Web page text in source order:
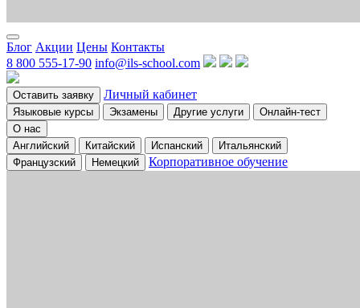
Блог Акции Цены Контакты
8 800 555-17-90 info@ils-school.com
Оставить заявку Личный кабинет
Языковые курсы Экзамены Другие услуги
Онлайн-тест
О нас
Английский
Китайский Испанский
Итальянский
Французский
Немецкий Корпоративное обучение